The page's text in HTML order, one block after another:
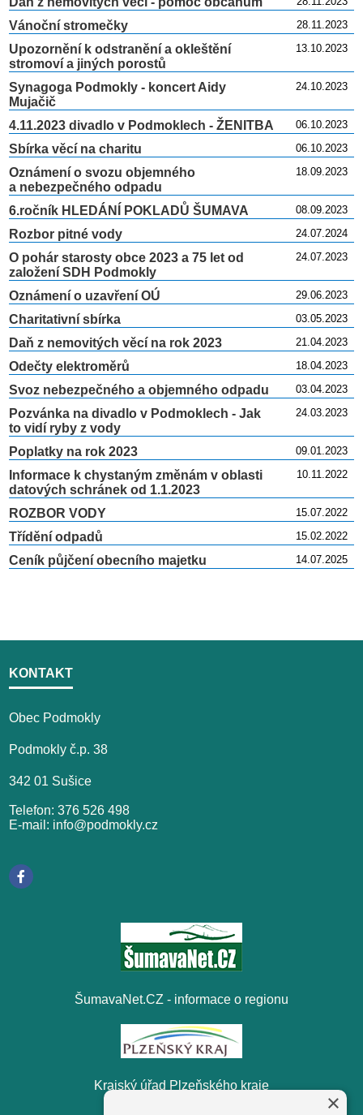
28.11.2023
Vánoční stromečky
13.10.2023
Upozornění k odstranění a okleštění
stromoví a jiných porostů
24.10.2023
Synagoga Podmokly - koncert Aidy
Mujačič
06.10.2023
4.11.2023 divadlo v Podmoklech - ŽENITBA
06.10.2023
Sbírka věcí na charitu
18.09.2023
Oznámení o svozu objemného
a nebezpečného odpadu
08.09.2023
6.ročník HLEDÁNÍ POKLADŮ ŠUMAVA
24.07.2024
Rozbor pitné vody
24.07.2023
O pohár starosty obce 2023 a 75 let od
založení SDH Podmokly
29.06.2023
Oznámení o uzavření OÚ
03.05.2023
Charitativní sbírka
21.04.2023
Daň z nemovitých věcí na rok 2023
18.04.2023
Odečty elektroměrů
03.04.2023
Svoz nebezpečného a objemného odpadu
24.03.2023
Pozvánka na divadlo v Podmoklech - Jak
to vidí ryby z vody
09.01.2023
Poplatky na rok 2023
10.11.2022
Informace k chystaným změnám v oblasti
datových schránek od 1.1.2023
15.07.2022
ROZBOR VODY
15.02.2022
Třídění odpadů
14.07.2025
Ceník půjčení obecního majetku
KONTAKT
Obec Podmokly
Podmokly č.p. 38
342 01 Sušice
Telefon: 376 526 498
E-mail: info@podmokly.cz
ŠumavaNet.CZ - informace o regionu
Krajský úřad Plzeňského kraje
×